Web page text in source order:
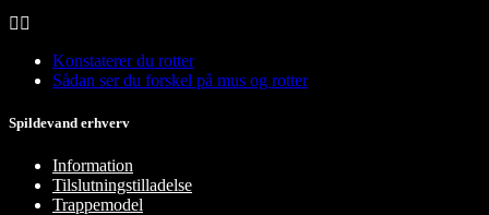
Konstaterer du rotter
Sådan ser du forskel på mus og rotter
Spildevand erhverv
Information
Tilslutningstilladelse
Trappemodel